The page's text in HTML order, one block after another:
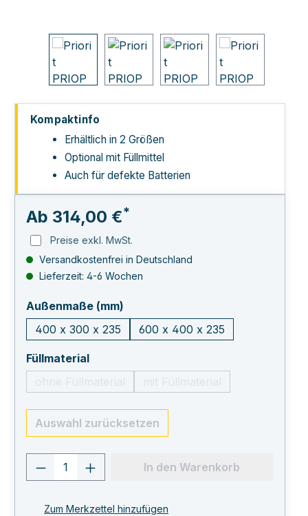
Kompaktinfo
Erhältlich in 2 Größen
Optional mit Füllmittel
Auch für defekte Batterien
Ab 314,00 €*
Preise exkl. MwSt.
Versandkostenfrei in Deutschland
Lieferzeit: 4-6 Wochen
Außenmaße (mm)
400 x 300 x 235
600 x 400 x 235
Füllmaterialauswählen
Auswahl zurücksetzen
Produkt Anzahl: Gib den
In den Warenkorb
Zum Merkzettel hinzufügen